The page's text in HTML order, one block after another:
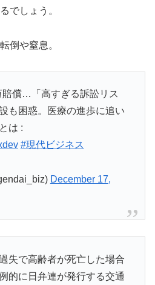
でしょう。
倒や窒息。
償…「高すぎる訴訟リス
も困惑。医療の進歩に追い
は :
#現代ビジネス
December 17,
失で高齢者が死亡した場合
的に日弁連が発行する交通